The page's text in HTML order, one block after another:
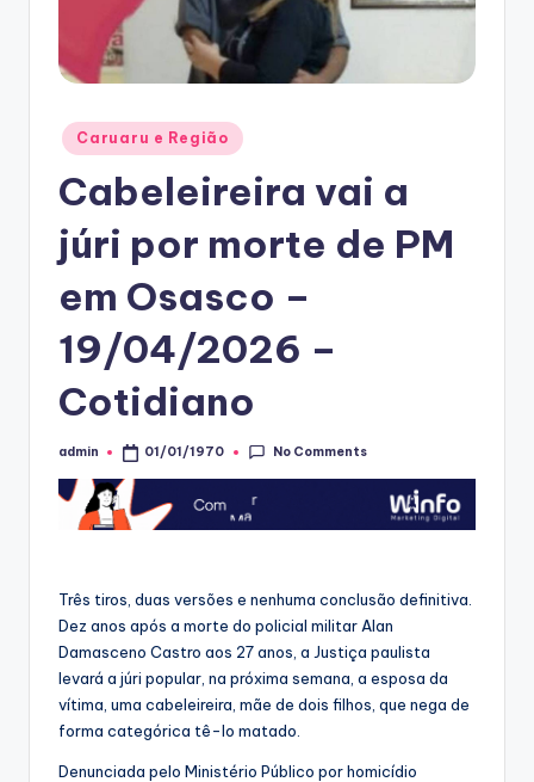
Posted
in
Caruaru e Região
Cabeleireira vai a
júri por morte de PM
em Osasco –
19/04/2026 –
Cotidiano
Posted
admin 01/01/1970 No Comments
Três tiros, duas versões e nenhuma conclusão definitiva.
Dez anos após a morte do policial militar Alan
Damasceno Castro aos 27 anos, a Justiça paulista
levará a júri popular, na próxima semana, a esposa da
vítima, uma cabeleireira, mãe de dois filhos, que nega de
forma categórica tê-lo matado.
Denunciada pelo Ministério Público por homicídio